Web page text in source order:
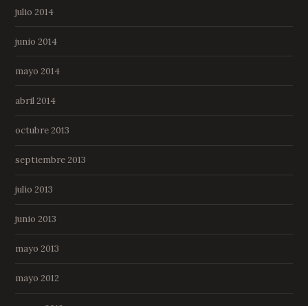
julio 2014
junio 2014
mayo 2014
abril 2014
octubre 2013
septiembre 2013
julio 2013
junio 2013
mayo 2013
mayo 2012